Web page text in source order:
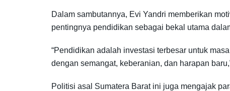
Dalam sambutannya, Evi Yandri memberikan
pentingnya pendidikan sebagai bekal utama
“Pendidikan adalah investasi terbesar untuk
dengan semangat, keberanian, dan harapan
Politisi asal Sumatera Barat ini juga mengajak